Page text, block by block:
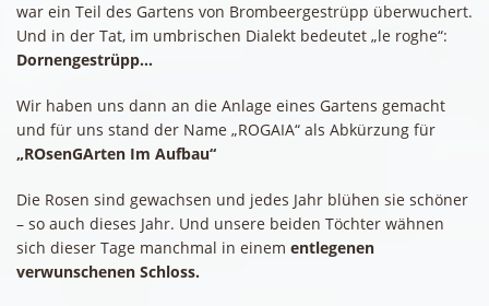
war ein Teil des Gartens von Brombeergestrüpp überwuchert.
Und in der Tat, im umbrischen Dialekt bedeutet „le roghe“:
Dornengestrüpp…
Wir haben uns dann an die Anlage eines Gartens gemacht
und für uns stand der Name „ROGAIA“ als Abkürzung für
„ROsenGArten Im Aufbau“
Die Rosen sind gewachsen und jedes Jahr blühen sie schöner
– so auch dieses Jahr. Und unsere beiden Töchter wähnen
sich dieser Tage manchmal in einem entlegenen
verwunschenen Schloss.